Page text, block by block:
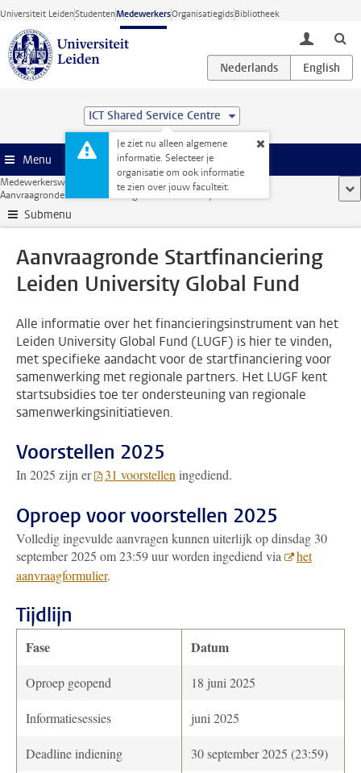
Ga direct naar de inhoud
Universiteit LeidenStudentenMedewerkersOrganisatiegidsBibliotheek
toggle
ICT Shared Service Centre
Je ziet nu alleen algemene
informatie. Selecteer je
organisatie om ook informatie
te zien over jouw faculteit.
Menu
Medewerkerswebsite
Aanvraagronde Startfinanciering Leiden University Global Fund
Submenu
Aanvraagronde Startfinanciering
Leiden University Global Fund
Alle informatie over het financieringsinstrument van het
Leiden University Global Fund (LUGF) is hier te vinden,
met specifieke aandacht voor de startfinanciering voor
samenwerking met regionale partners. Het LUGF kent
startsubsidies toe ter ondersteuning van regionale
samenwerkingsinitiatieven.
Voorstellen 2025
In 2025 zijn er 31 voorstellen ingediend.
Oproep voor voorstellen 2025
Volledig ingevulde aanvragen kunnen uiterlijk op dinsdag 30
september 2025 om 23:59 uurworden ingediend via
het
aanvraagformulier.
Tijdlijn
Fase Datum
Oproep geopend 18 juni 2025
Informatiesessies juni 2025
Deadline indiening 30 september 2025 (23:59)